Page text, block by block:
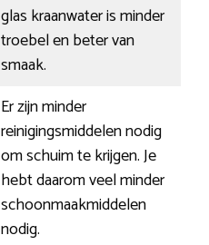
glas kraanwater is minder
troebel en beter van
smaak.
Er zijn minder
reinigingsmiddelen nodig
om schuim te krijgen. Je
hebt daarom veel minder
schoonmaakmiddelen
nodig.